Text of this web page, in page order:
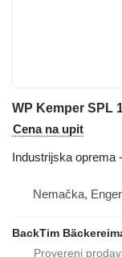
WP Kemper SPL
Cena na upit
Industrijska oprema
Nemačka, Enger
BackTim